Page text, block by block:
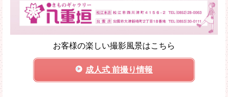
お客様の楽しい撮影風景はこちら
成人式 前撮り情報